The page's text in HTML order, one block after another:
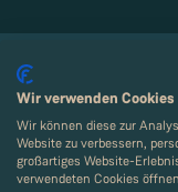
Kaufen
News
Wir verwenden Cookies
Wir können diese zur
Website zu verbessern,
großartiges Website-
verwendeten Cookies